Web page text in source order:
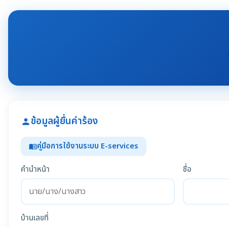
personข้อมูลผู้ยื่นคำร้อง
menu_bookคู่มือการใช้งานระบบ E-services
คำนำหน้า
ชื่อ
บ้านเลขที่